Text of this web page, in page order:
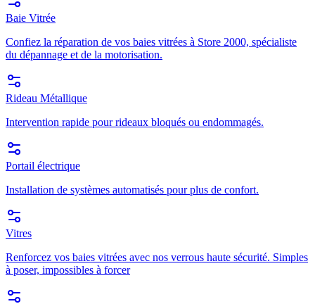
Baie Vitrée
Confiez la réparation de vos baies vitrées à Store 2000, spécialiste
du dépannage et de la motorisation.
Rideau Métallique
Intervention rapide pour rideaux bloqués ou endommagés.
Portail électrique
Installation de systèmes automatisés pour plus de confort.
Vitres
Renforcez vos baies vitrées avec nos verrous haute sécurité. Simples
à poser, impossibles à forcer